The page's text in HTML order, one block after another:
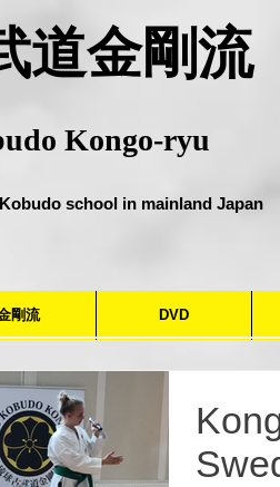
道金剛流
Kongo-ryu
school in mainland Japan
剛流 DVD